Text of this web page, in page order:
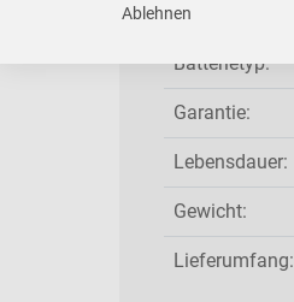
Produktart:
Batterietyp:
Garantie:
Lebensdauer:
Gewicht:
Lieferumfang:
Ablehnen